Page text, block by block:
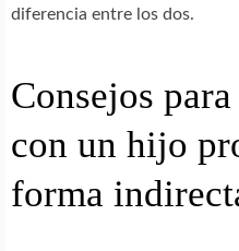
diferencia entre los dos.
Consejos
con un hijo
forma